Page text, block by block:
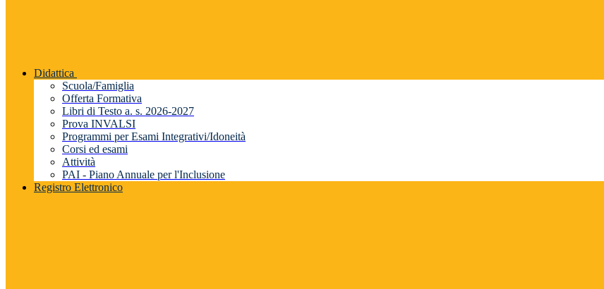
Didattica
Scuola/Famiglia
Offerta Formativa
Libri di Testo a. s. 2026-2027
Prova INVALSI
Programmi per Esami Integrativi/Idoneità
Corsi ed esami
Attività
PAI - Piano Annuale per l'Inclusione
Registro Elettronico